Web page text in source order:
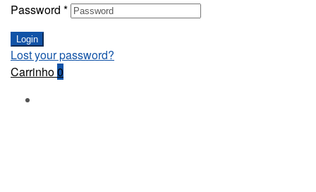
Password *
Login
Lost your password?
Carrinho0